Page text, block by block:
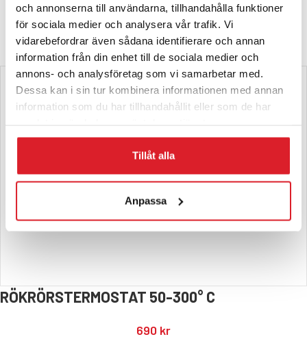
och annonserna till användarna, tillhandahålla funktioner
för sociala medier och analysera vår trafik. Vi
vidarebefordrar även sådana identifierare och annan
information från din enhet till de sociala medier och
annons- och analysföretag som vi samarbetar med.
Dessa kan i sin tur kombinera informationen med annan
information som du har tillhandahållit eller som de har
Tillåt alla
Anpassa
RÖKRÖRSTERMOSTAT 50-300° C
690 kr